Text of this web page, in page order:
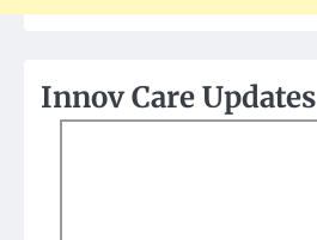
Innov Care Updates